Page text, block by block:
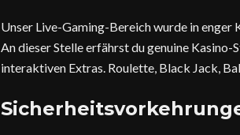
Unser Live-Gaming-Bereich wurde in
An dieser Stelle erfährst du genuine
interaktiven Extras. Roulette, Black Jack,